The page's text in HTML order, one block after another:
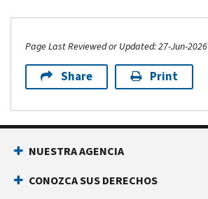
Page Last Reviewed or Updated: 27-Jun-2026
Share Print
NUESTRA AGENCIA
CONOZCA SUS DERECHOS